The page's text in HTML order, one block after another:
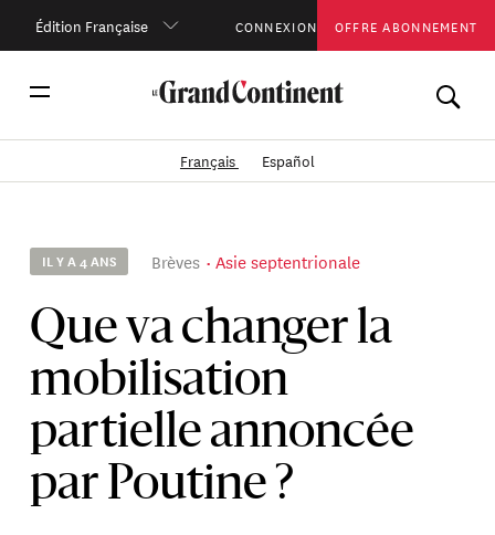
Édition Française CONNEXION OFFRE ABONNEMENT
Français Español
IL Y A 4 ANS Brèves Asie septentrionale
Que va changer la
mobilisation
partielle annoncée
par Poutine ?